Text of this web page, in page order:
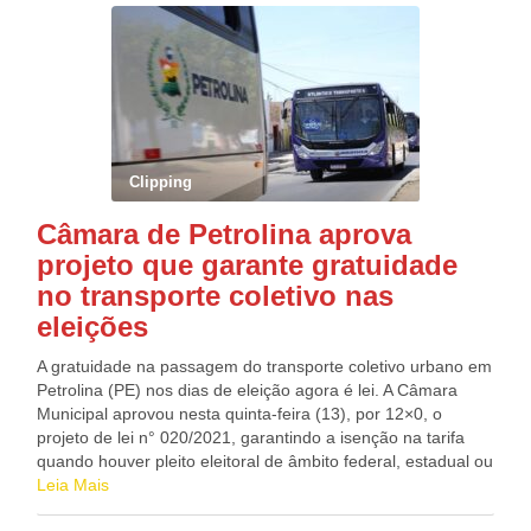
(Rede-PE). Fonte: Agência Câmara de Notícias
Coletiva Vigente”. Fonte:
Clipping
Câmara de Petrolina aprova
projeto que garante gratuidade
no transporte coletivo nas
eleições
A gratuidade na passagem do transporte coletivo urbano em
Petrolina (PE) nos dias de eleição agora é lei. A Câmara
Municipal aprovou nesta quinta-feira (13), por 12×0, o
projeto de lei n° 020/2021, garantindo a isenção na tarifa
quando houver pleito eleitoral de âmbito federal, estadual ou
municipal. A matéria foi proposta pelo Poder Executivo. O
Leia Mais